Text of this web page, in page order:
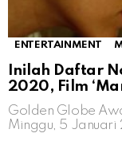
ENTERTAINMENT
Inilah Daftar
2020, Film
Golden Globe
Minggu, 5 Januari